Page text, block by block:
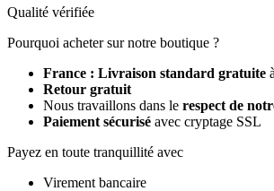
Qualité vérifiée
Pourquoi acheter sur notre boutique ?
France : Livraison standard gratuite
Retour gratuit
Nous travaillons dans le respect de
Paiement sécurisé avec cryptage SSL
Payez en toute tranquillité avec
Virement bancaire